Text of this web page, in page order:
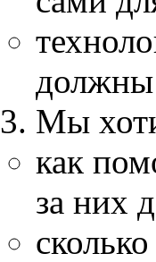
должны
Мы
как
за них